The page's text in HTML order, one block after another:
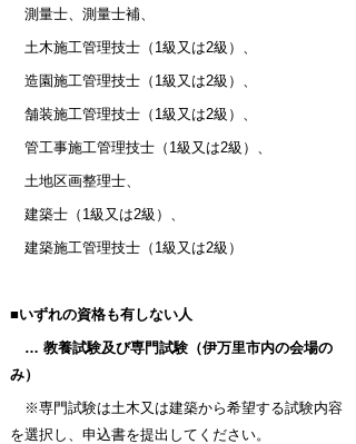
測量士、測量士補、
土木施工管理技士（1級又は2級）、
造園施工管理技士 （1級又は2級） 、
舗装施工管理技士 （1級又は2級） 、
管工事施工管理技士 （1級又は2級） 、
土地区画整理士、
建築士 （1級又は2級） 、
建築施工管理技士 （1級又は2級）
■いずれの資格も有しない人
… 教養試験及び専門試験（伊万里市内の会場の
み）
※専門試験は土木又は建築から希望する試験内容
を選択し、申込書を提出してください。